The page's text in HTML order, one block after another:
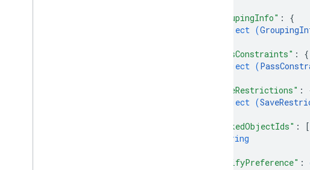
"groupingInfo" : {
object (
"passConstraints" : {
object (
"saveRestrictions" :
object (
"linkedObjectIds" :
[
string
"notifyPreference" :